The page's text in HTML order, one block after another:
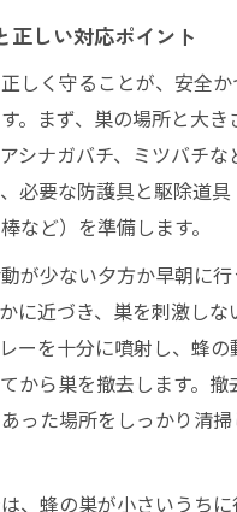
正しい対応ポイント
しく守ることが、安全
。まず、巣の場所と大き
シナガバチ、ミツバチな
必要な防護具と駆除道
など）を準備します。
が少ない夕方か早朝に
に近づき、巣を刺激しな
ーを十分に噴射し、蜂の
から巣を撤去します。撤
った場所をしっかり清掃
、蜂の巣が小さいうち